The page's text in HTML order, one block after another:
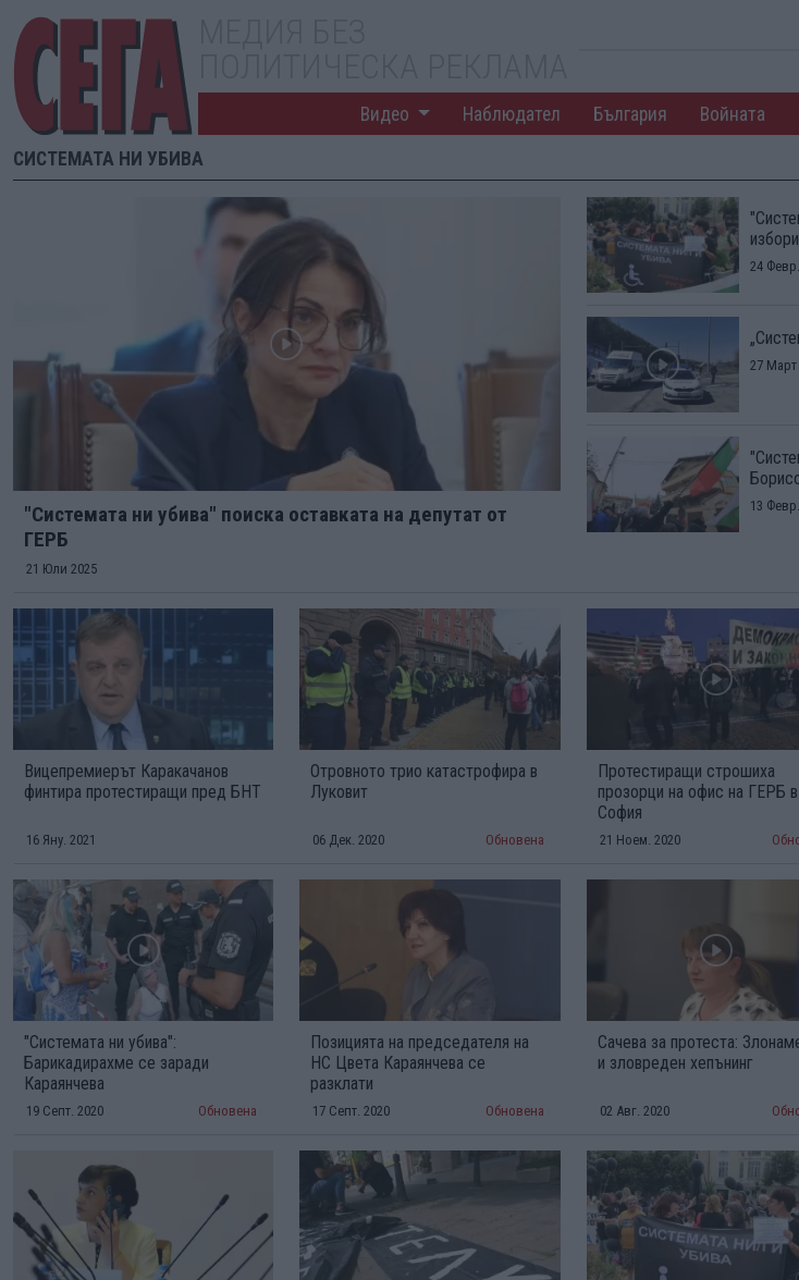
Видео Наблюдател България Войната
СИСТЕМАТА НИ УБИВА
"Системата ни убива" поиска оставката на депутат от
ГЕРБ
21 Юли 2025
24
27 Март
13
Вицепремиерът Каракачанов
финтира протестиращи пред БНТ
16 Яну. 2021
Отровното трио катастрофира в
Луковит
06 Дек. 2020 Обновена
Протестиращи строшиха
прозорци на офис на ГЕРБ в
София
21 Ноем. 2020
"Системата ни убива":
Барикадирахме се заради
Караянчева
19 Септ. 2020 Обновена
Позицията на председателя на
НС Цвета Караянчева се
разклати
17 Септ. 2020 Обновена
Сачева за протеста:
и зловреден хепънинг
02 Авг. 2020